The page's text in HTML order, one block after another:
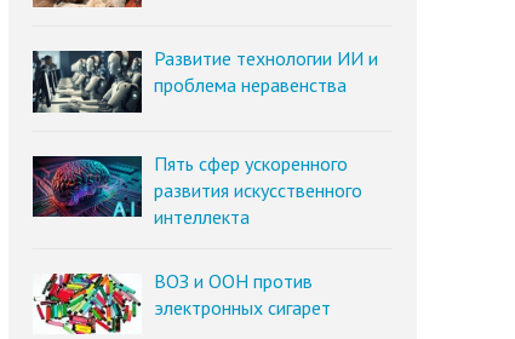
Развитие технологии ИИ и
проблема неравенства
Пять сфер ускоренного
развития искусственного
интеллекта
ВОЗ и ООН против
электронных сигарет